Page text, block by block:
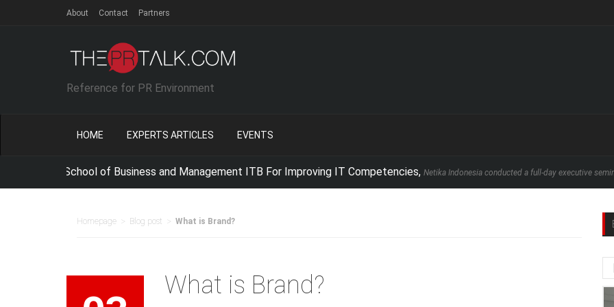
About Contact Partners
Reference for PR Environment
HOME EXPERTS ARTICLES EVENTS
with School of Business and Management ITB For Improving IT Competencies,Netika Indonesia conducted a full-day executive seminar in
Homepage Blog post What is Brand?
What is Brand?